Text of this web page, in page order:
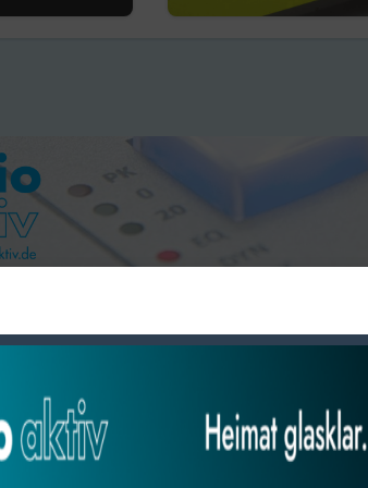
das Surfverhalten oder eindeutige IDs auf dieser Website
nicht erteilst oder zurückziehst, können bestimmte
–
Festnahmen!
94.8 – Bad Münder 107.2 – DAB+ 9C
.